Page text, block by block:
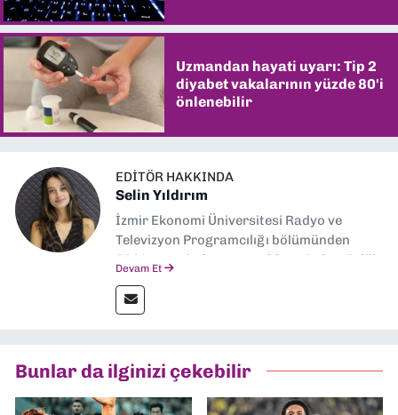
Uzmandan hayati uyarı: Tip 2
diyabet vakalarının yüzde 80'i
önlenebilir
EDITÖR HAKKINDA
Selin Yıldırım
İzmir Ekonomi Üniversitesi Radyo ve
Televizyon Programcılığı bölümünden
2024 senesinde mezun oldum. Dokuz Eylül
editörlük görevini de üstleniyorum.
Devam Et
Bunlar da ilginizi çekebilir